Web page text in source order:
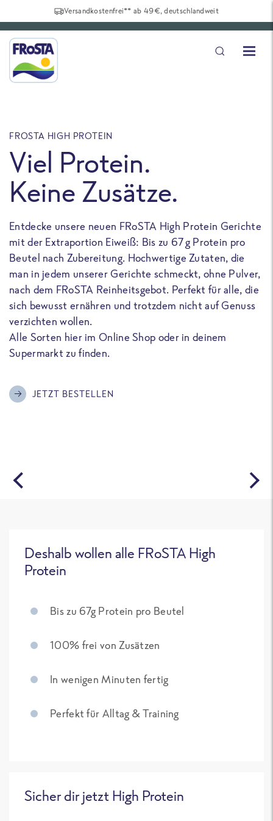
Versandkostenfrei** ab 49€, deutschlandweit
FROSTA HIGH PROTEIN
Viel Protein.
Keine Zusätze.
Entdecke unsere neuen FRoSTA High Protein Gerichte
mit der Extraportion Eiweiß: Bis zu 67 g Protein pro
Beutel nach Zubereitung. Hochwertige Zutaten, die
man in jedem unserer Gerichte schmeckt, ohne Pulver,
nach dem FRoSTA Reinheitsgebot. Perfekt für alle, die
sich bewusst ernähren und trotzdem nicht auf Genuss
verzichten wollen.
Alle Sorten hier im Online Shop oder in deinem
Supermarkt zu finden.
JETZT BESTELLEN
Deshalb wollen alle FRoSTA High
Protein
Bis zu 67g Protein pro Beutel
100% frei von Zusätzen
In wenigen Minuten fertig
Perfekt für Alltag & Training
Sicher dir jetzt High Protein